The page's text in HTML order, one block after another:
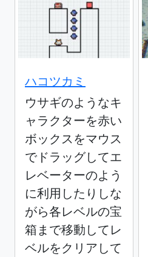
ハコツカミ
ウサギのようなキ
ャラクターを赤い
ボックスをマウス
でドラッグしてエ
レベーターのよう
に利用したりしな
がら各レベルの宝
箱まで移動してレ
ベルをクリアして